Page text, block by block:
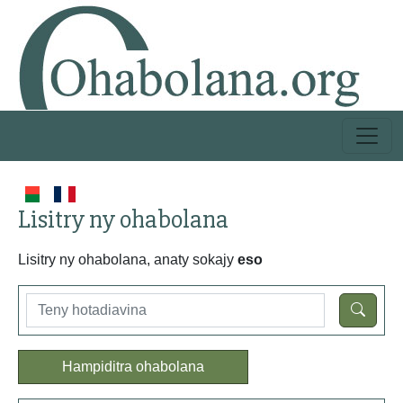
Lisitry ny ohabolana
Lisitry ny ohabolana, anaty sokajy eso
Hampiditra ohabolana